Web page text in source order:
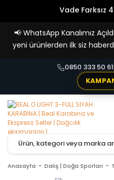
Vade Farksız
📢 WhatsApp Kanalımız
yeni ürünlerden ilk siz
0850 333 50 61
Anasayfa Dalış | Doğa Sporları